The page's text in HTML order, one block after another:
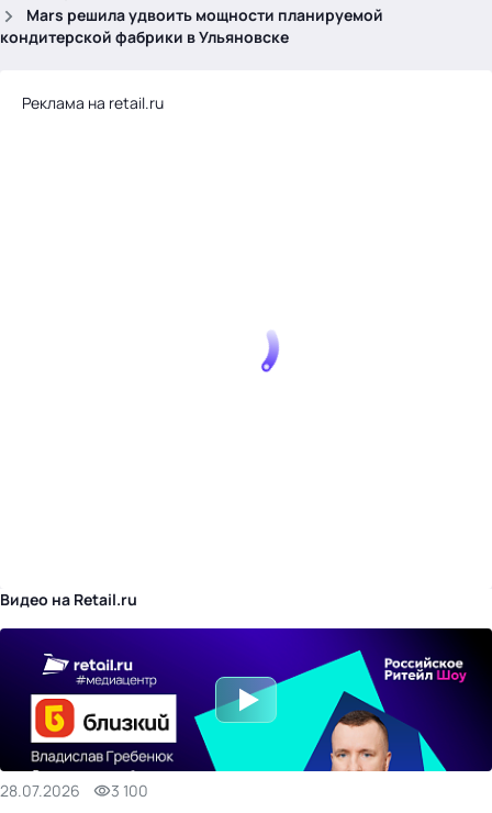
Mars решила удвоить мощности планируемой
кондитерской фабрики в Ульяновске
Реклама на retail.ru
Видео на Retail.ru
28.07.2026 3 100